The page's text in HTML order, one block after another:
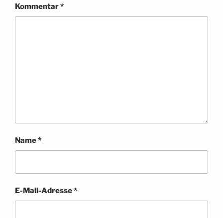
Kommentar*
Name*
E-Mail-Adresse*